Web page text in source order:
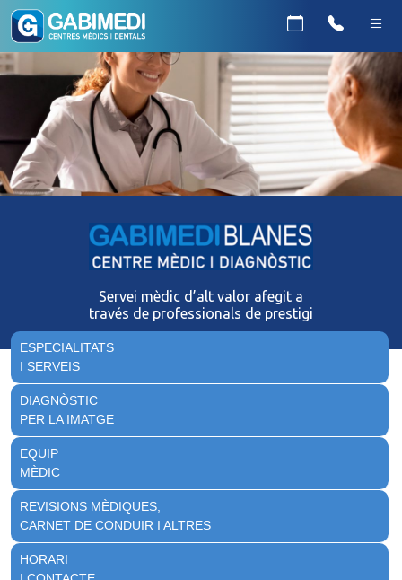
Servei mèdic d’alt valor afegit a
través de professionals de prestigi
ESPECIALITATS
I SERVEIS
DIAGNÒSTIC
PER LA IMATGE
EQUIP
MÈDIC
REVISIONS MÈDIQUES,
CARNET DE CONDUIR I ALTRES
HORARI